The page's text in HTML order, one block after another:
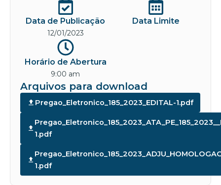
Data de Publicação
12/01/2023
Data Limite
Horário de Abertura
9:00 am
Arquivos para download
Pregao_Eletronico_185_2023_EDITAL-1.pdf
1.pdf
1.pdf